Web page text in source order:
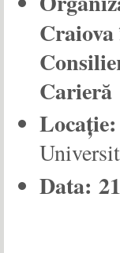
Craiova
Carieră
Locație:
Data: